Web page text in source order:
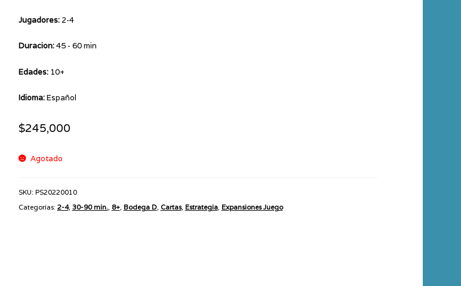
Jugadores: 2-4
Duracion:45 - 60 min
Edades: 10+
Idioma:Español
$245,000
Agotado
SKU: PS20220010
Categorías: 2-4, 30-90 min., 8+, Bodega D, Cartas, Estrategia, Expansiones Juego